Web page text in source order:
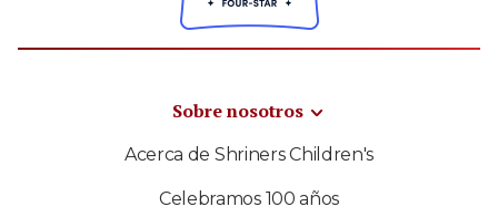
Sobre nosotros
Acerca de Shriners Children's
Celebramos 100 años